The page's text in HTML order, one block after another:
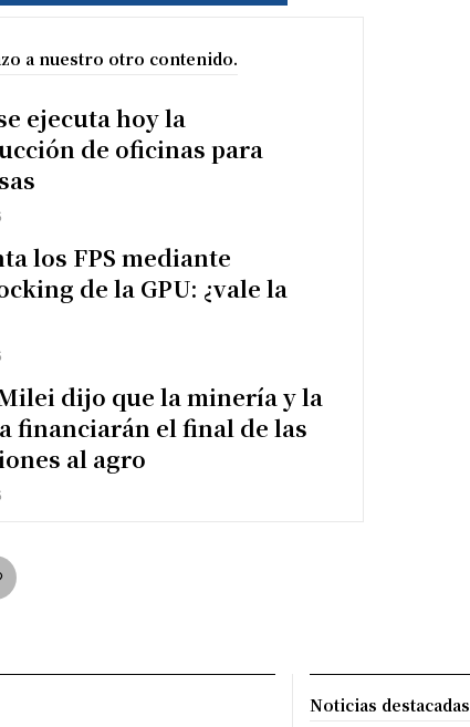
a nuestro otro contenido.
ejecuta hoy la
de oficinas para
los FPS mediante
de la GPU: ¿vale la
dijo que la minería y la
financiarán el final de las
al agro
Noticias destacadas